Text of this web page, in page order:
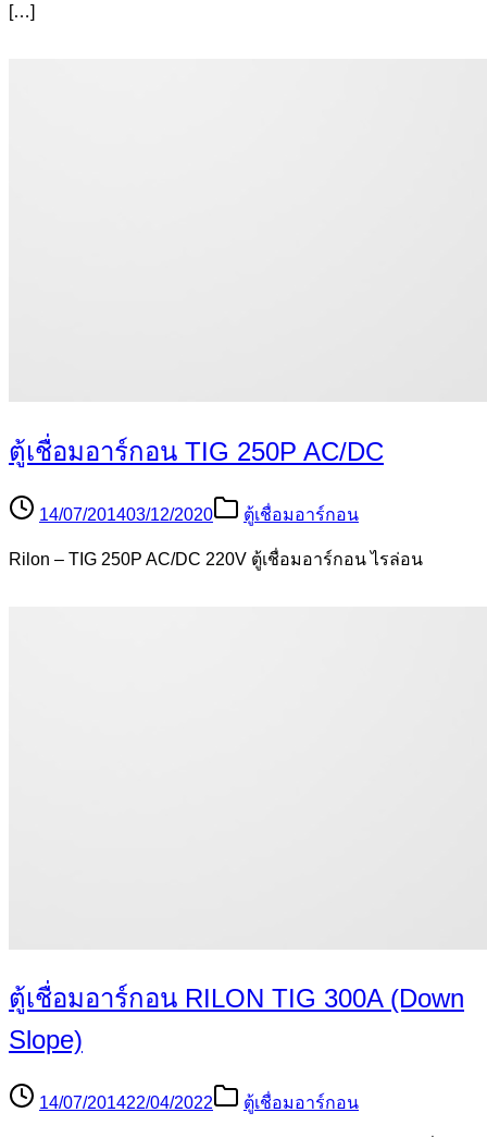
[…]
ตู้เชื่อมอาร์กอน TIG 250P AC/DC
14/07/201403/12/2020 ตู้เชื่อมอาร์กอน
Rilon – TIG 250P AC/DC 220V ตู้เชื่อมอาร์กอน ไรล่อน
ตู้เชื่อมอาร์กอน RILON TIG 300A (Down
Slope)
14/07/201422/04/2022 ตู้เชื่อมอาร์กอน